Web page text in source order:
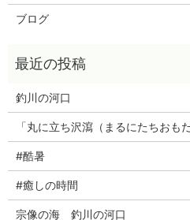
ブログ
釣川の河口
「丸に立ち沢瀉（まるにたちおも
#酷暑
#癒しの時間
宗像の海 釣川の河口